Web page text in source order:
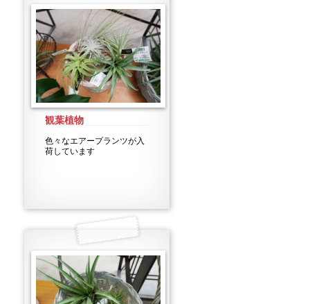
観葉植物
色々なエアープランツが入
荷しています